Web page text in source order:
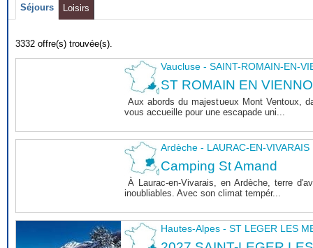
Séjours Loisirs
3332 offre(s) trouvée(s).
Vaucluse - SAINT-ROMAIN-EN-
ST ROMAIN EN
Aux abords du majestueux Mont Ventoux,
vous accueille pour une escapade uni...
Ardèche - LAURAC-EN-VIVARAIS
Camping St Amand
À Laurac-en-Vivarais, en Ardèche, terre
inoubliables. Avec son climat tempér...
Hautes-Alpes - ST LEGER LES